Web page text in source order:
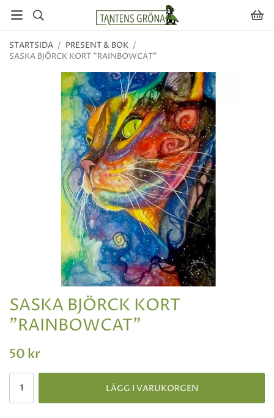
STARTSIDA / PRESENT & BOK /
SASKA BJÖRCK KORT "RAINBOWCAT"
SASKA BJÖRCK KORT
"RAINBOWCAT"
50 kr
LÄGG I VARUKORGEN